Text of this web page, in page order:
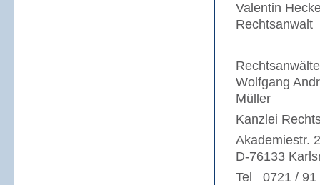
Valentin
Rechtsanwalt
Wolfgang
Müller
Kanzlei
Akademiestr.
D-76133
Tel 0721 / 91